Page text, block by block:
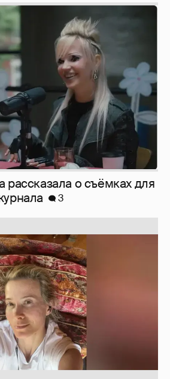
рассказала о съёмках для
3